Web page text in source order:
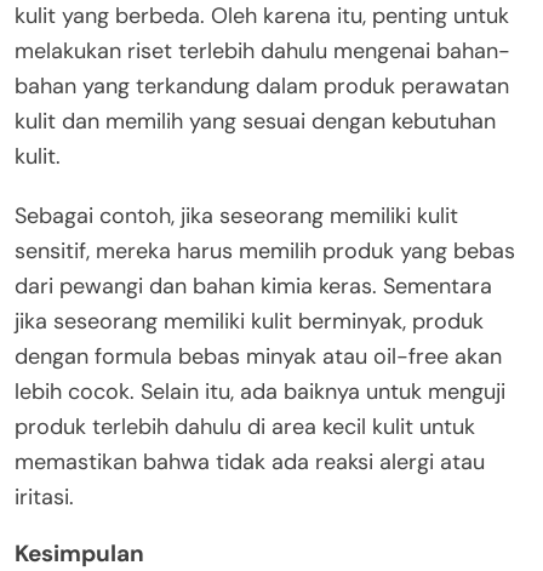
kulit yang berbeda. Oleh karena itu, penting untuk
melakukan riset terlebih dahulu mengenai bahan-
bahan yang terkandung dalam produk perawatan
kulit dan memilih yang sesuai dengan kebutuhan
kulit.
Sebagai contoh, jika seseorang memiliki kulit
sensitif, mereka harus memilih produk yang bebas
dari pewangi dan bahan kimia keras. Sementara
jika seseorang memiliki kulit berminyak, produk
dengan formula bebas minyak atau oil-free akan
lebih cocok. Selain itu, ada baiknya untuk menguji
produk terlebih dahulu di area kecil kulit untuk
memastikan bahwa tidak ada reaksi alergi atau
iritasi.
Kesimpulan